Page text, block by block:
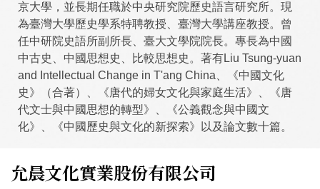
京大學，並長期任職於中央研究院歷史語言研究所。現
為臺灣大學歷史學系特聘教授、臺灣大學講座教授。曾
任中研院史語所副所長、臺大文學院院長。專長為中國
中古史、中國思想史、比較思想史。著有Liu Tsung-yuan
and Intellectual Change in T'ang China、《中國文化
史》（合著）、《唐代的婦女文化與家庭生活》、《唐
代文士與中國思想的轉型》、《公義觀念與中國文
化》、《中國歷史與文化的新探索》以及論文數十篇。
允晨文化實業股份有限公司